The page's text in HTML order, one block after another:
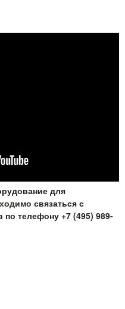
для
связаться с
телефону +7 (495) 989-